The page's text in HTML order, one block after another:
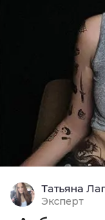
Татьяна
Эксперт